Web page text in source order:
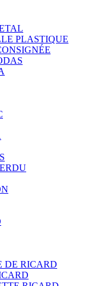
PLASTIQUE
DE RICARD